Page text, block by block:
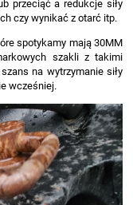
przeciąć a redukcje siły
czy wynikać z otarć itp.
spotykamy mają 30MM
szakli z takimi
na wytrzymanie siły
wcześniej.